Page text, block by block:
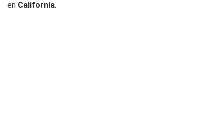
en California.